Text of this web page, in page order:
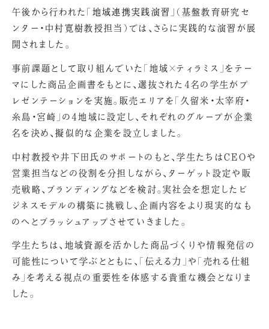
午後から行われた 「地域連携実践演習」（ 基盤教育研究セ
ンター・中村寛樹教授担当 ） では、さらに実践的な演習が展
開されました。
事前課題として取り組んでいた「地域×ティラミス」をテー
マにした商品企画書をもとに、選抜された4名の学生がプ
レゼンテーションを実施。販売エリアを「久留米・太宰府・
糸島・宮崎」の4地域に設定し、それぞれのグループが企業
名を決め、擬似的な企業を設立しました。
中村教授や井下田氏のサポートのもと、学生たちはCEOや
営業担当などの役割を分担しながら、ターゲット設定や販
売戦略、ブランディングなどを検討。実社会を想定したビ
ジネスモデルの構築に挑戦し、企画内容をより現実的なも
のへとブラッシュアップさせていきました。
学生たちは、地域資源を活かした商品づくりや情報発信の
可能性について学ぶとともに、「伝える力」や「売れる仕組
み」を考える視点の重要性を体感する貴重な機会となりま
した。